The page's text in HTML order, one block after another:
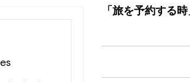
「旅を予約する